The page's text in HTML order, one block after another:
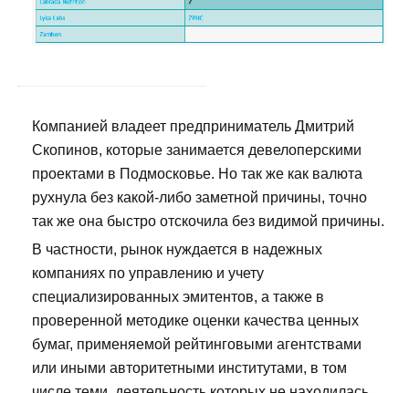
Компанией владеет предприниматель Дмитрий
Скопинов, которые занимается девелоперскими
проектами в Подмосковье. Но так же как валюта
рухнула без какой-либо заметной причины, точно
так же она быстро отскочила без видимой причины.
В частности, рынок нуждается в надежных
компаниях по управлению и учету
специализированных эмитентов, а также в
проверенной методике оценки качества ценных
бумаг, применяемой рейтинговыми агентствами
или иными авторитетными институтами, в том